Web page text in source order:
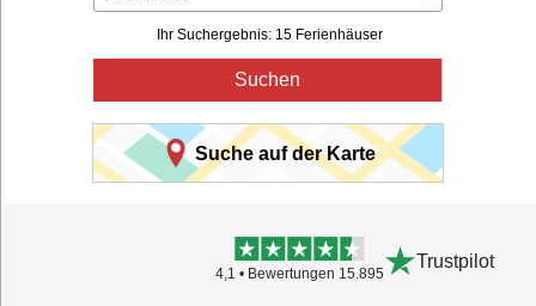
Ihr Suchergebnis: 15 Ferienhäuser
Suchen
Suche auf der Karte
4,1 • Bewertungen 15.895
Trustpilot